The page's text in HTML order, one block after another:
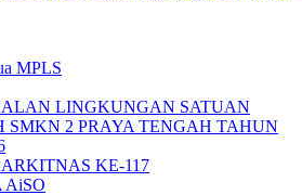
MPLS
LINGKUNGAN SATUAN
2 PRAYA TENGAH TAHUN
KE-117
AiSO